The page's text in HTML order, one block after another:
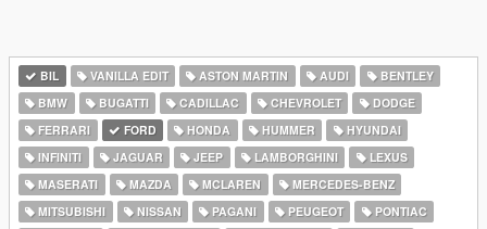
BIL VANILLA EDIT ASTON MARTIN AUDI
BENTLEY
BMW
BUGATTI CADILLAC CHEVROLET
DODGE
FERRARI
FORD HONDA HUMMER
HYUNDAI
INFINITI
JAGUAR JEEP LAMBORGHINI
LEXUS
MASERATI
MAZDA MCLAREN
MERCEDES-BENZ
MITSUBISHI
NISSAN PAGANI PEUGEOT
PONTIAC